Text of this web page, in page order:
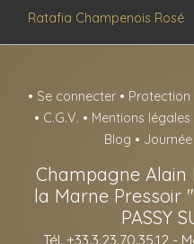
Ratafia Champenois Rosé
• Se connecter • Protection
• C.G.V. • Mentions légales
Blog •
Champagne Alain
la Marne Pressoir
PASSY
Tél. +33.3.23.70.35.12 -